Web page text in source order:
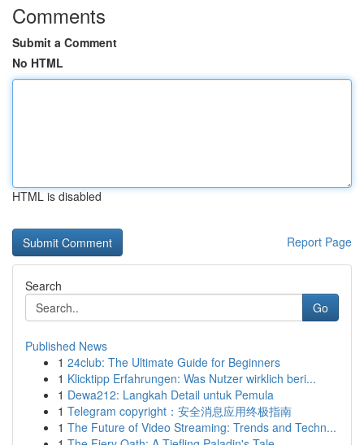
Comments
Submit a Comment
No HTML
HTML is disabled
Report Page
Search
Go
Published News
1 24club: The Ultimate Guide for Beginners
1 Klicktipp Erfahrungen: Was Nutzer wirklich beri...
1 Dewa212: Langkah Detail untuk Pemula
1 Telegram copyright：安全消息应用终极指南
1 The Future of Video Streaming: Trends and Techn...